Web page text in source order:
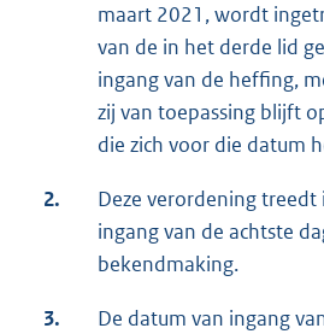
maart 2021, wordt
van de in het derde lid
ingang van de heffing,
zij van toepassing blijft
die zich voor die datum
2.
Deze verordening
ingang van de achtste
bekendmaking.
3.
De datum van ingang